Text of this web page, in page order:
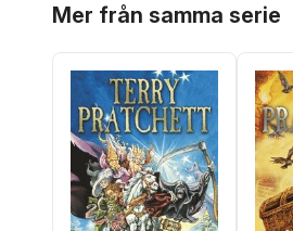
Mer från samma serie